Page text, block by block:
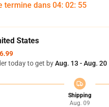
termine dans 04: 02: 54
States
today to get byAug. 13 - Aug. 20
Shipping
Aug. 09